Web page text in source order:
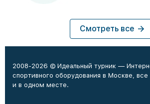
Смотреть все
2008-2026 © Идеальный турник —
спортивного оборудования в Москве,
и в одном месте.